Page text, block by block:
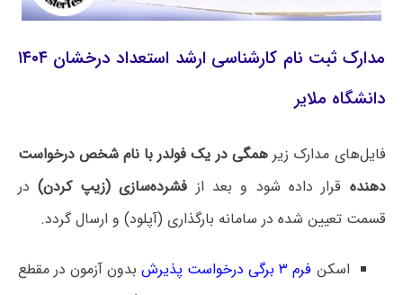
مدارک ثبت نام کارشناسی ارشد استعداد درخشان ۱۴۰۴
دانشگاه ملایر
فایل‌های مدارک زیرهمگی در یک فولدر با نام شخص درخواست
دهنده قرار داده شود و بعد از فشرده‌سازی (زیپ کردن) در
قسمت تعیین شده در سامانه بارگذاری (آپلود) و ارسال گردد.
اسکن فرم ۳ برگی درخواست پذیرش
بدون آزمون در مقطع